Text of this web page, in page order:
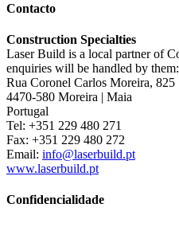
Contacto
Construction Specialties
Laser Build is a local partner of
enquiries will be handled by them:
Rua Coronel Carlos Moreira, 825
4470-580 Moreira | Maia
Portugal
Tel: +351 229 480 271
Fax: +351 229 480 272
Email: info@laserbuild.pt
www.laserbuild.pt
Confidencialidade